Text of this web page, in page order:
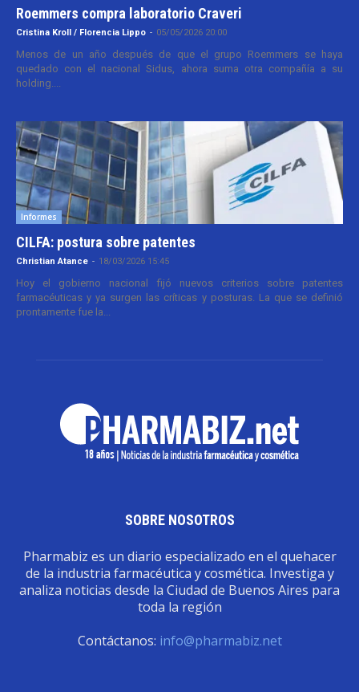
Roemmers compra laboratorio Craveri
Cristina Kroll / Florencia Lippo - 05/05/2026 20:00
Menos de un año después de que el grupo Roemmers se haya
quedado con el nacional Sidus, ahora suma otra compañía a su
holding....
Informes
CILFA: postura sobre patentes
Christian Atance - 18/03/2026 15:45
Hoy el gobierno nacional fijó nuevos criterios sobre patentes
farmacéuticas y ya surgen las críticas y posturas. La que se definió
prontamente fue la...
SOBRE NOSOTROS
Pharmabiz es un diario especializado en el quehacer
de la industria farmacéutica y cosmética. Investiga y
analiza noticias desde la Ciudad de Buenos Aires para
toda la región
Contáctanos: info@pharmabiz.net